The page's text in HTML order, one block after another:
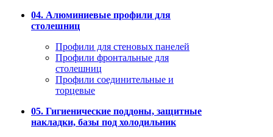
04. Алюминиевые профили для
столешниц
Профили для стеновых панелей
Профили фронтальные для
столешниц
Профили соединительные и
торцевые
05. Гигиенические поддоны, защитные
накладки, базы под холодильник